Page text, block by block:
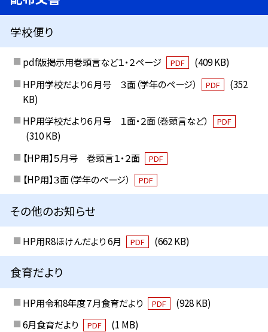
学校便り
pdf版掲示用巻頭言など１・２ページ PDF
(409 KB)
HP用学校だより６月号 ３面（学年のページ）
PDF
(352
KB)
HP用学校だより６月号 １面・２面（巻頭言など）
PDF
(310 KB)
【HP用】５月号 巻頭言１・２面
PDF
【HP用】３面（学年のページ） PDF
その他のお知らせ
HP用R8ほけんだより 6月 PDF (662 KB)
食育だより
HP用令和8年度７月食育だより PDF
(928 KB)
6月食育だより
PDF
(1 MB)